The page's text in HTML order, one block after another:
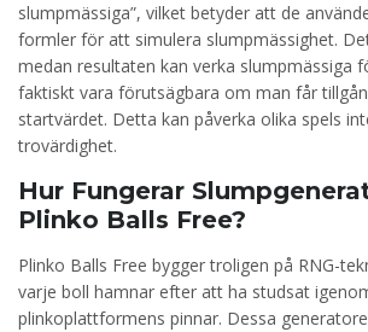
slumpmässiga”, vilket betyder att de
formler för att simulera slumpmässighet.
medan resultaten kan verka slumpmässiga
faktiskt vara förutsägbara om man får
startvärdet. Detta kan påverka olika spels
trovärdighet.
Hur Fungerar
Plinko Balls Free?
Plinko Balls Free bygger troligen på RNG-
varje boll hamnar efter att ha studsat
plinkoplattformens pinnar. Dessa